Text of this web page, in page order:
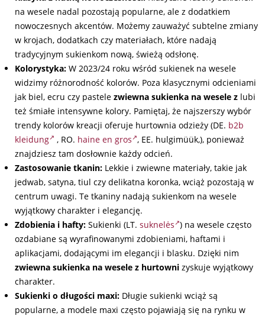
na wesele nadal pozostają popularne, ale z dodatkiem
nowoczesnych akcentów. Możemy zauważyć subtelne zmiany
w krojach, dodatkach czy materiałach, które nadają
tradycyjnym sukienkom nową, świeżą odsłonę.
Kolorystyka: W 2023/24 roku wśród sukienek na wesele
widzimy różnorodność kolorów. Poza klasycznymi odcieniami
jak biel, ecru czy pastele zwiewna sukienka na wesele z lubi
też śmiałe intensywne kolory. Pamiętaj, że najszerszy wybór
trendy kolorów kreacji oferuje hurtownia odzieży (DE. b2b
kleidung
, RO. haine en gros , EE. hulgimüük,), ponieważ
znajdziesz tam dosłownie każdy odcień.
Zastosowanie tkanin: Lekkie i zwiewne materiały, takie jak
jedwab, satyna, tiul czy delikatna koronka, wciąż pozostają w
centrum uwagi. Te tkaniny nadają sukienkom na wesele
wyjątkowy charakter i elegancję.
Zdobienia i hafty: Sukienki (LT. suknelės ) na wesele często
ozdabiane są wyrafinowanymi zdobieniami, haftami i
aplikacjami, dodającymi im elegancji i blasku. Dzięki nim
zwiewna sukienka na wesele z hurtowni zyskuje wyjątkowy
charakter.
Sukienki o długości maxi: Długie sukienki wciąż są
popularne, a modele maxi często pojawiają się na rynku w